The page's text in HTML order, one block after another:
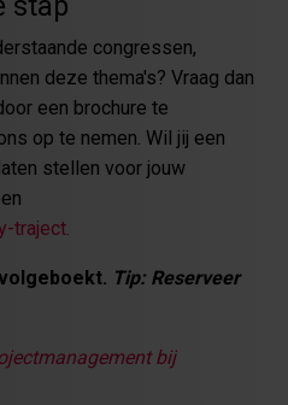
congressen,
deze thema's? Vraag dan
een brochure te
op te nemen. Wil jij een
stellen voor jouw
traject.
Tip: Reserveer
bij